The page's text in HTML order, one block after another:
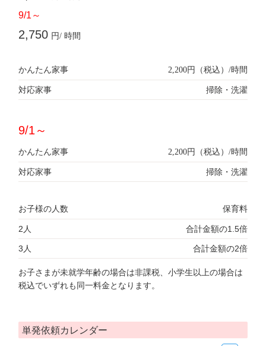
9/1～
2,750 円/ 時間
かんたん家事 2,200円（税込）/時間
対応家事 掃除・洗濯
9/1～
かんたん家事 2,200円（税込）/時間
対応家事 掃除・洗濯
お子様の人数 保育料
2人 合計金額の1.5倍
3人 合計金額の2倍
お子さまが未就学年齢の場合は非課税、小学生以上の場合は
税込でいずれも同一料金となります。
単発依頼カレンダー